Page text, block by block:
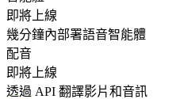
即將上線
幾分鐘內部署語音智能體
配音
即將上線
透過 API 翻譯影片和音訊